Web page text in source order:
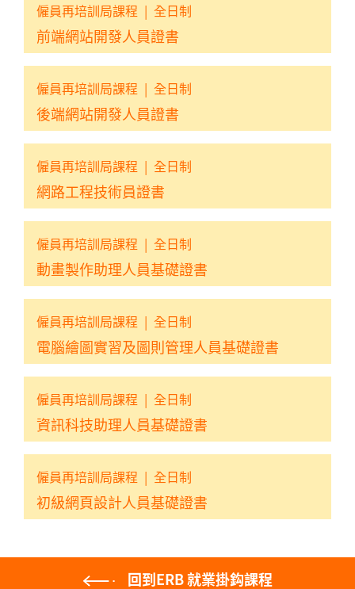
僱員再培訓局課程 | 全日制
前端網站開發人員證書
僱員再培訓局課程 | 全日制
後端網站開發人員證書
僱員再培訓局課程 | 全日制
網路工程技術員證書
僱員再培訓局課程 | 全日制
動畫製作助理人員基礎證書
僱員再培訓局課程 | 全日制
電腦繪圖實習及圖則管理人員基礎證書
僱員再培訓局課程 | 全日制
資訊科技助理人員基礎證書
僱員再培訓局課程 | 全日制
初級網頁設計人員基礎證書
回到ERB 就業掛鈎課程